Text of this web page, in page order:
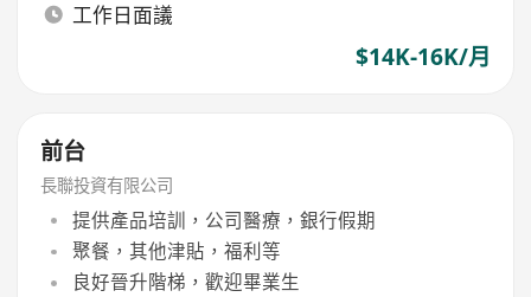
工作日面議
$14K-16K/月
前台
長聯投資有限公司
提供產品培訓，公司醫療，銀行假期
聚餐，其他津貼，福利等
良好晉升階梯，歡迎畢業生